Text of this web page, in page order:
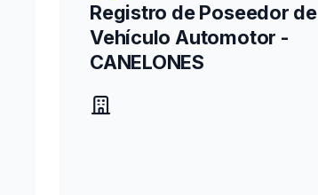
Registro de Poseedor de
Vehículo Automotor -
CANELONES